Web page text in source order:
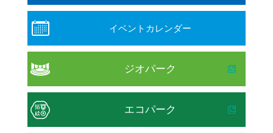
イベントカレンダー
ジオパーク
エコパーク